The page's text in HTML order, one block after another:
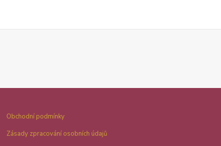
Obchodní podmínky
Zásady zpracování osobních údajů